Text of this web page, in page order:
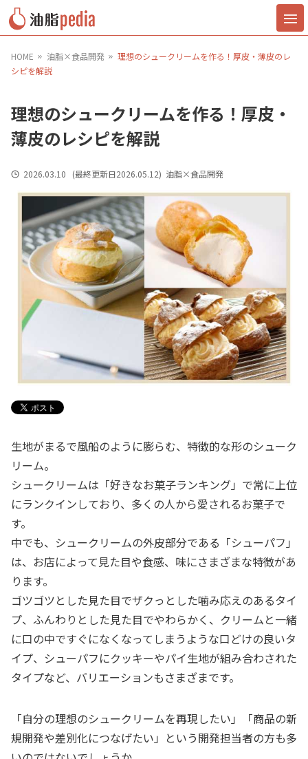
HOME 油脂×食品開発
理想のシュークリームを作る！厚皮・薄皮のレ
シピを解説
理想のシュークリームを作る！厚皮・
薄皮のレシピを解説
2026.03.10 (最終更新日2026.05.12) 油脂×食品開発
生地がまるで風船のように膨らむ、特徴的な形のシューク
リーム。
シュークリームは「好きなお菓子ランキング」で常に上位
にランクインしており、多くの人から愛されるお菓子で
す。
中でも、シュークリームの外皮部分である「シューパフ」
は、お店によって見た目や食感、味にさまざまな特徴があ
ります。
ゴツゴツとした見た目でザクっとした噛み応えのあるタイ
プ、ふんわりとした見た目でやわらかく、クリームと一緒
に口の中ですぐになくなってしまうような口どけの良いタ
イプ、シューパフにクッキーやパイ生地が組み合わされた
タイプなど、バリエーションもさまざまです。
「自分の理想のシュークリームを再現したい」「商品の新
規開発や差別化につなげたい」という開発担当者の方も多